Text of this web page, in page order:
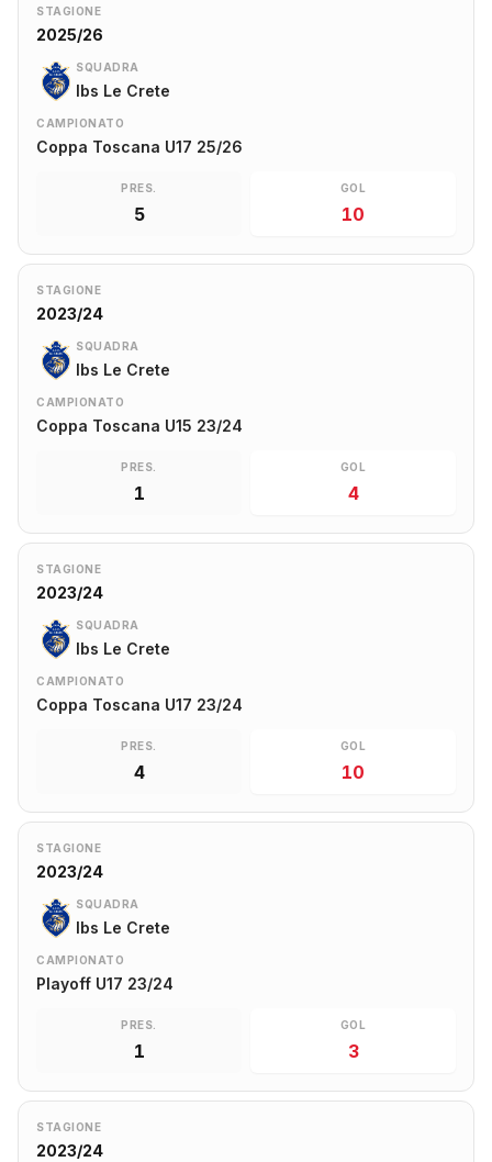
STAGIONE
2025/26
SQUADRA
Ibs Le Crete
CAMPIONATO
Coppa Toscana U17 25/26
PRES.
5
GOL
10
STAGIONE
2023/24
SQUADRA
Ibs Le Crete
CAMPIONATO
Coppa Toscana U15 23/24
PRES.
1
GOL
4
STAGIONE
2023/24
SQUADRA
Ibs Le Crete
CAMPIONATO
Coppa Toscana U17 23/24
PRES.
4
GOL
10
STAGIONE
2023/24
SQUADRA
Ibs Le Crete
CAMPIONATO
Playoff U17 23/24
PRES.
1
GOL
3
STAGIONE
2023/24